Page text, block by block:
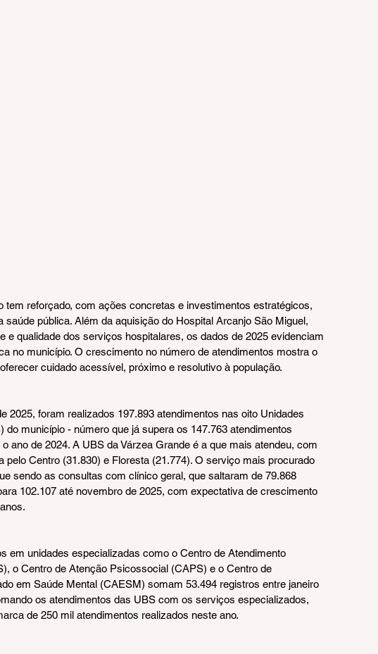
tem reforçado, com ações concretas e investimentos estratégicos,
pública. Além da aquisição do Hospital Arcanjo São Miguel,
e qualidade dos serviços hospitalares, os dados de 2025 evidenciam
no município. O crescimento no número de atendimentos mostra o
cuidado acessível, próximo e resolutivo à população.
2025, foram realizados 197.893 atendimentos nas oito Unidades
do município - número que já supera os 147.763 atendimentos
ano de 2024. A UBS da Várzea Grande é a que mais atendeu, com
pelo Centro (31.830) e Floresta (21.774). O serviço mais procurado
sendo as consultas com clínico geral, que saltaram de 79.868
102.107 até novembro de 2025, com expectativa de crescimento
em unidades especializadas como o Centro de Atendimento
o Centro de Atenção Psicossocial (CAPS) e o Centro de
em Saúde Mental (CAESM) somam 53.494 registros entre janeiro
os atendimentos das UBS com os serviços especializados,
de 250 mil atendimentos realizados neste ano.